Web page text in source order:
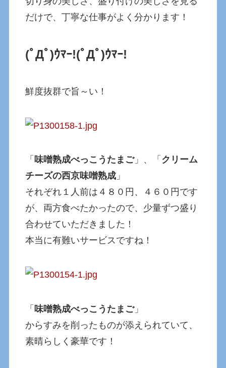
だけで、丁寧な仕事がよく分かります！
(ﾟДﾟ)ｳﾏｰ!(ﾟДﾟ)ｳﾏｰ!
鮮度抜群で旨～い！
「味噌熟成べっこうたまご」、「 クリーム
チーズの西京味噌熟成 」
それぞれ１人前は４８０円、４６０円です
が、両方食べたかったので、少量ずつ盛り
合わせていただきました！
本当に有難いサービスですね！
「味噌熟成べっこうたまご」
からすみを削ったものが添えられていて、
素晴らしく豪華です！